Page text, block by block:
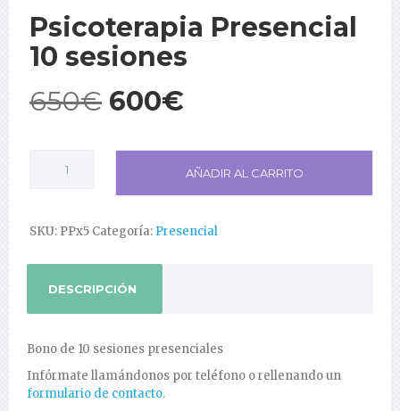
Psicoterapia Presencial
10 sesiones
650€ El
precio
original
era:
650€.
600€
precio
actual
es:
Presencial
cantidad
AÑADIR AL CARRITO
SKU: PPx5 Categoría: Presencial
DESCRIPCIÓN
Bono de 10 sesiones presenciales
Infórmate llamándonos por teléfono o rellenando un
formulario de contacto.